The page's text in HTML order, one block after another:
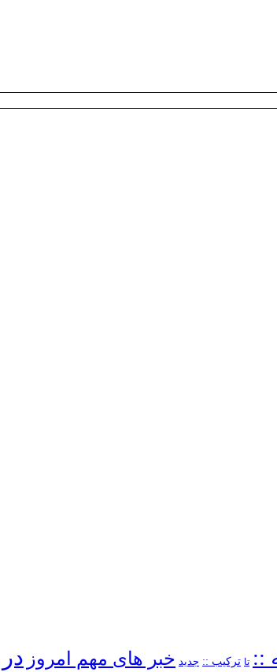
:: تا ترکیب :: جدید خبر های مهم امروز در